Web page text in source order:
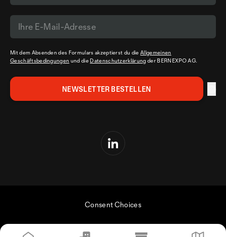
Mit dem Absenden des Formulars akzeptierst du dieAllgemeinen
Geschäftsbedingungen und die Datenschutzerklärung der BERNEXPO AG.
Consent Choices